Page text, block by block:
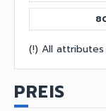
(!) All
PREIS